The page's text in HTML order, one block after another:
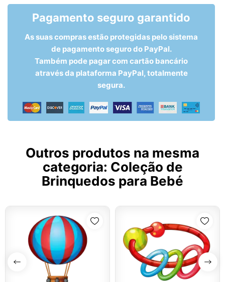
Pagamento seguro garantido
As suas compras estão protegidas pelo sistema
de pagamento seguro do PayPal.
Também pode pagar com cartão bancário
através da plataforma PayPal, totalmente
segura.
Outros produtos na mesma
categoria: Coleção de
Brinquedos para Bebé